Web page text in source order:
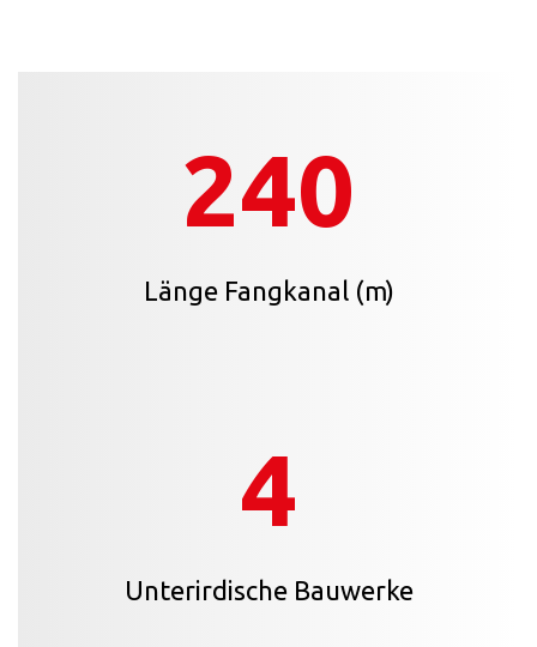
240
Länge Fangkanal (m)
4
Unterirdische Bauwerke